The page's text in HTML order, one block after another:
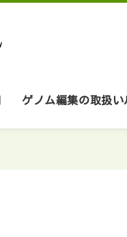
ゲノム編集の取扱い